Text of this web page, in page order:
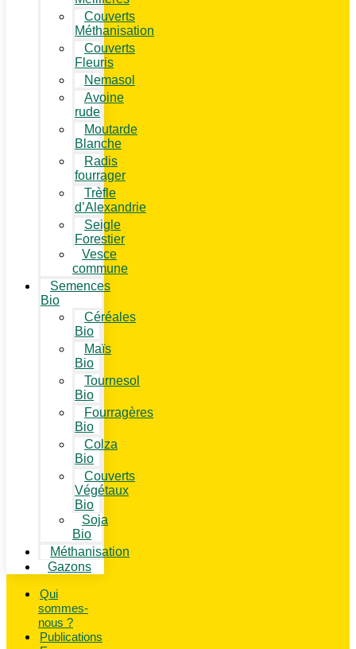
Couverts
Méthanisation
Couverts
Fleuris
Nemasol
Avoine
rude
Moutarde
Blanche
Radis
fourrager
Trèfle
d’Alexandrie
Seigle
Forestier
Vesce
commune
Semences
Bio
Céréales
Bio
Maïs
Bio
Tournesol
Bio
Fourragères
Bio
Colza
Bio
Couverts
Végétaux
Bio
Soja
Bio
Méthanisation
Gazons
Qui
sommes-
nous ?
Publications